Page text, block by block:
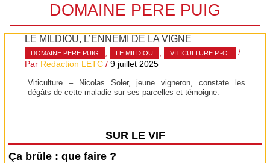
DOMAINE PERE PUIG
LE MILDIOU, L’ENNEMI DE LA VIGNE
DOMAINE PERE PUIG , LE MILDIOU , VITICULTURE P.-O.
/
Par Redaction LETC /9 juillet 2025
Viticulture – Nicolas Soler, jeune vigneron, constate les
dégâts de cette maladie sur ses parcelles et témoigne.
SUR LE VIF
Ça brûle : que faire ?